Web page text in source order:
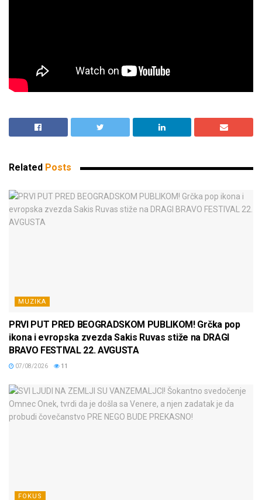
Related Posts
MUZIKA
PRVI PUT PRED BEOGRADSKOM PUBLIKOM! Grčka pop
ikona i evropska zvezda Sakis Ruvas stiže na DRAGI
BRAVO FESTIVAL 22. AVGUSTA
07/08/2026 11
FOKUS